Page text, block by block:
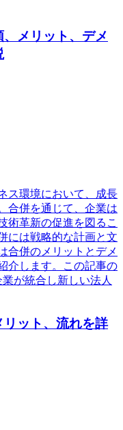
メリット、デメ
ス環境において、成長
合併を通じて、企業は
術革新の促進を図るこ
には戦略的な計画と文
合併のメリットとデメ
介します。この記事の
が統合し新しい法人
ット、流れを詳